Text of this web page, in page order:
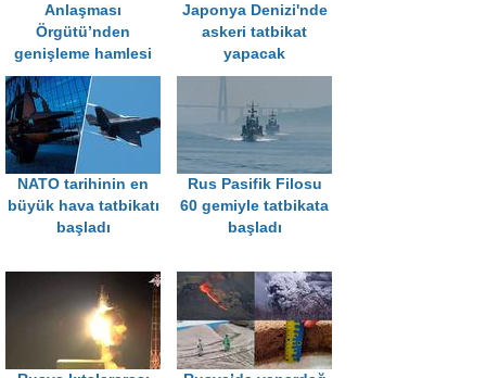
Anlaşması
Örgütü’nden
genişleme hamlesi
Japonya Denizi'nde
askeri tatbikat
yapacak
NATO tarihinin en
büyük hava tatbikatı
başladı
Rus Pasifik Filosu
60 gemiyle tatbikata
başladı